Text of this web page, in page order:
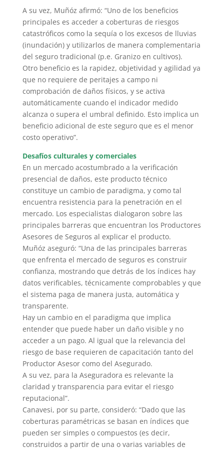
A su vez, Muñóz afirmó: “Uno de los beneficios
principales es acceder a coberturas de riesgos
catastróficos como la sequía o los excesos de lluvias
(inundación) y utilizarlos de manera complementaria
del seguro tradicional (p.e. Granizo en cultivos).
Otro beneficio es la rapidez, objetividad y agilidad ya
que no requiere de peritajes a campo ni
comprobación de daños físicos, y se activa
automáticamente cuando el indicador medido
alcanza o supera el umbral definido. Esto implica un
beneficio adicional de este seguro que es el menor
costo operativo”.
Desafíos culturales y comerciales
En un mercado acostumbrado a la verificación
presencial de daños, este producto técnico
constituye un cambio de paradigma, y como tal
encuentra resistencia para la penetración en el
mercado. Los especialistas dialogaron sobre las
principales barreras que encuentran los Productores
Asesores de Seguros al explicar el producto.
Muñóz aseguró: “Una de las principales barreras
que enfrenta el mercado de seguros es construir
confianza, mostrando que detrás de los índices hay
datos verificables, técnicamente comprobables y que
el sistema paga de manera justa, automática y
transparente.
Hay un cambio en el paradigma que implica
entender que puede haber un daño visible y no
acceder a un pago. Al igual que la relevancia del
riesgo de base requieren de capacitación tanto del
Productor Asesor como del Asegurado.
A su vez, para la Aseguradora es relevante la
claridad y transparencia para evitar el riesgo
reputacional”.
Canavesi, por su parte, consideró: “Dado que las
coberturas paramétricas se basan en índices que
pueden ser simples o compuestos (es decir,
construidos a partir de una o varias variables de